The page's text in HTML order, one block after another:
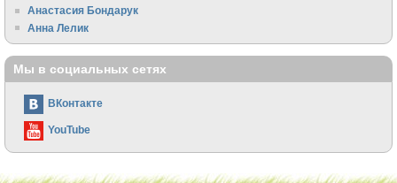
Анастасия Бондарук
Анна Лелик
Мы в социальных сетях
ВКонтакте
YouTube